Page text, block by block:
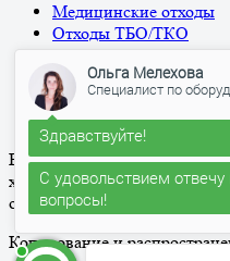
Медицинские отходы
Отходы ТБО/ТКО
Нефтесодержащие
Жидкие отходы
Отходы агро-
Прочие отходы
Вся информация на сайте
характер и ни при каких
офертой, определяемой
Копирование и
Ольга Мелехова
Специалист по
Здравствуйте!
С удовольствием
вопросы!